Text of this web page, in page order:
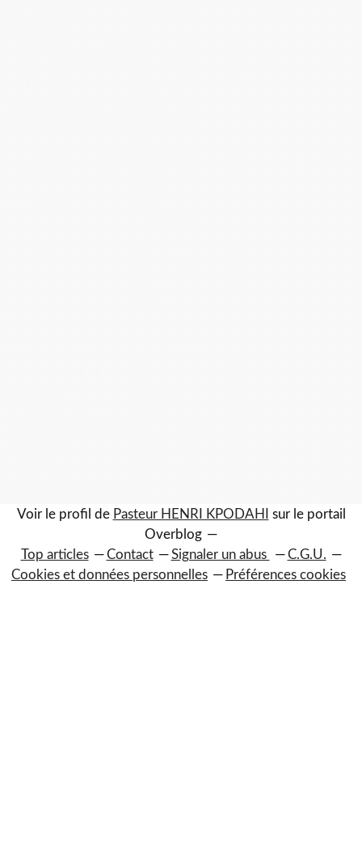
Voir le profil de Pasteur HENRI KPODAHI
sur le portail
Overblog
Top articles
Contact Signaler un abus
C.G.U.
Cookies et données personnelles
Préférences cookies